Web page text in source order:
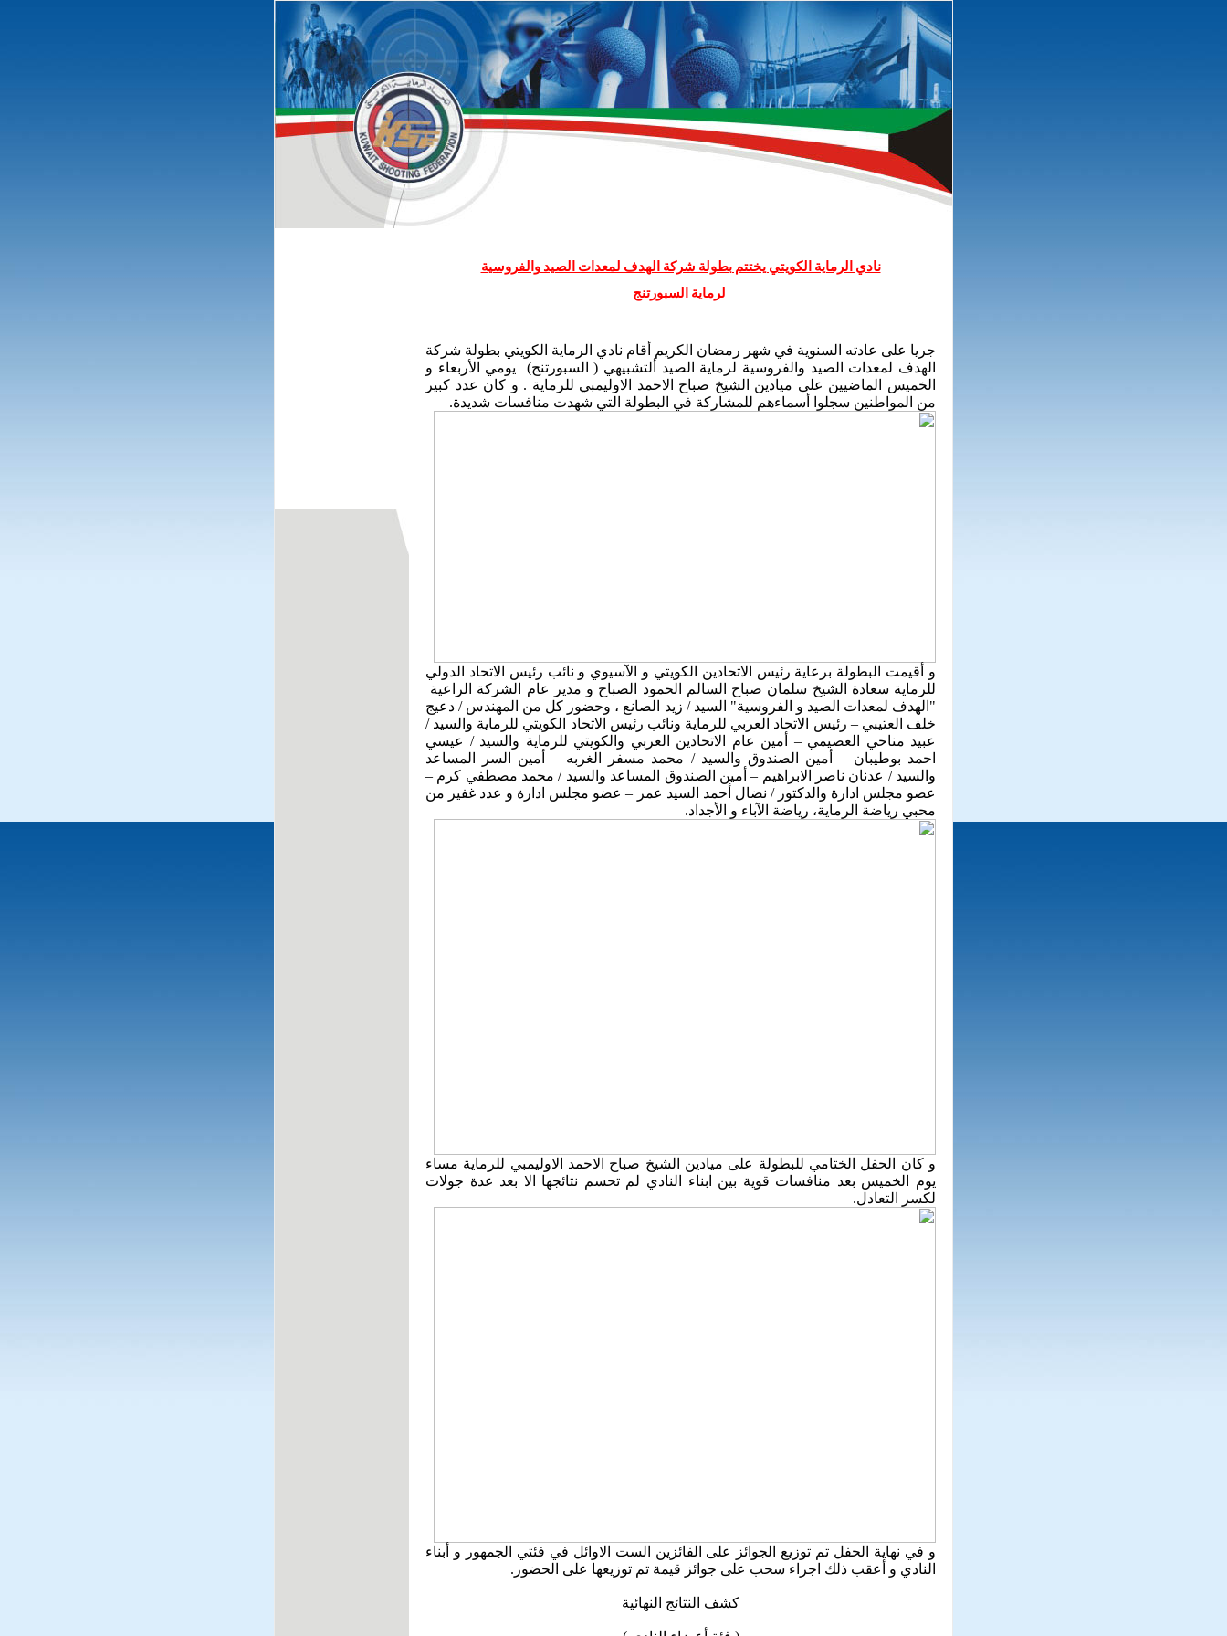
نادي الرماية الكويتي يختتم بطولة شركة الهدف لمعدات الصيد والفروسية
لرماية السبورتنج
جريا على عادته السنوية في شهر رمضان الكريم أقام نادي الرماية الكويتي بطولة شركة
الهدف لمعدات الصيد والفروسية لرماية الصيد ألتشبيهي ( السبورتنج) يومي الأربعاء و
الخميس الماضيين على ميادين الشيخ صباح الاحمد الاوليمبي للرماية . و كان عدد كبير
من المواطنين سجلوا أسماءهم للمشاركة في البطولة التي شهدت منافسات شديدة.
و أقيمت البطولة برعاية رئيس الاتحادين الكويتي و الآسيوي و نائب رئيس الاتحاد الدولي
للرماية سعادة الشيخ سلمان صباح السالم الحمود الصباح و مدير عام الشركة الراعية
"الهدف لمعدات الصيد و الفروسية" السيد / زيد الصانع ، وحضور كل من المهندس / دعيج
خلف العتيبي – رئيس الاتحاد العربي للرماية ونائب رئيس الاتحاد الكويتي للرماية والسيد /
عبيد مناحي العصيمي – أمين عام الاتحادين العربي والكويتي للرماية والسيد / عيسي
احمد بوطيبان – أمين الصندوق والسيد / محمد مسفر الغربه – أمين السر المساعد
والسيد / عدنان ناصر الابراهيم – أمين الصندوق المساعد والسيد / محمد مصطفي كرم –
عضو مجلس ادارة والدكتور / نضال أحمد السيد عمر – عضو مجلس ادارة و عدد غفير من
محبي رياضة الرماية، رياضة الآباء و الأجداد.
و كان الحفل الختامي للبطولة على ميادين الشيخ صباح الاحمد الاوليمبي للرماية مساء
يوم الخميس بعد منافسات قوية بين ابناء النادي لم تحسم نتائجها الا بعد عدة جولات
لكسر التعادل.
و في نهاية الحفل تم توزيع الجوائز على الفائزين الست الاوائل في فئتي الجمهور و أبناء
النادي و أعقب ذلك اجراء سحب على جوائز قيمة تم توزيعها على الحضور.
كشف النتائج النهائية